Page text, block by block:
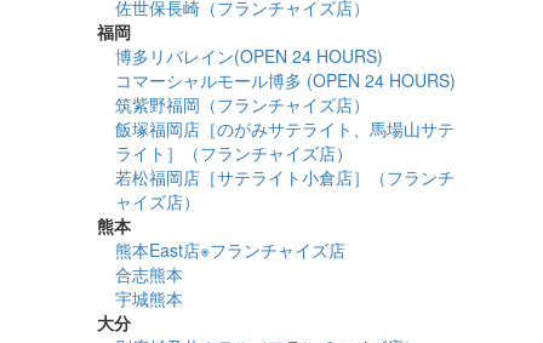
佐世保長崎（フランチャイズ店）
福岡
博多リバレイン(OPEN 24 HOURS)
コマーシャルモール博多 (OPEN 24 HOURS)
筑紫野福岡（フランチャイズ店）
飯塚福岡店［のがみサテライト、馬場山サテ
ライト］（フランチャイズ店）
若松福岡店［サテライト小倉店］（フランチ
ャイズ店）
熊本
熊本East店※フランチャイズ店
合志熊本
宇城熊本
大分